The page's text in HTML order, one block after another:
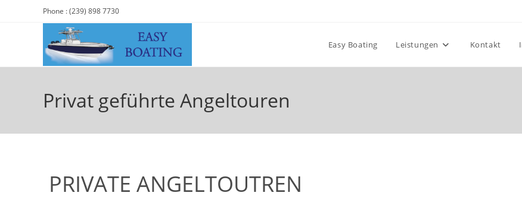
Phone : (239) 898 7730
Easy Boating Leistungen Kontakt
Privat geführte Angeltouren
PRIVATE ANGELTOUTREN